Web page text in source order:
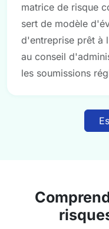
matrice de risque
sert de modèle
d'entreprise prêt à
au conseil
les soumissions